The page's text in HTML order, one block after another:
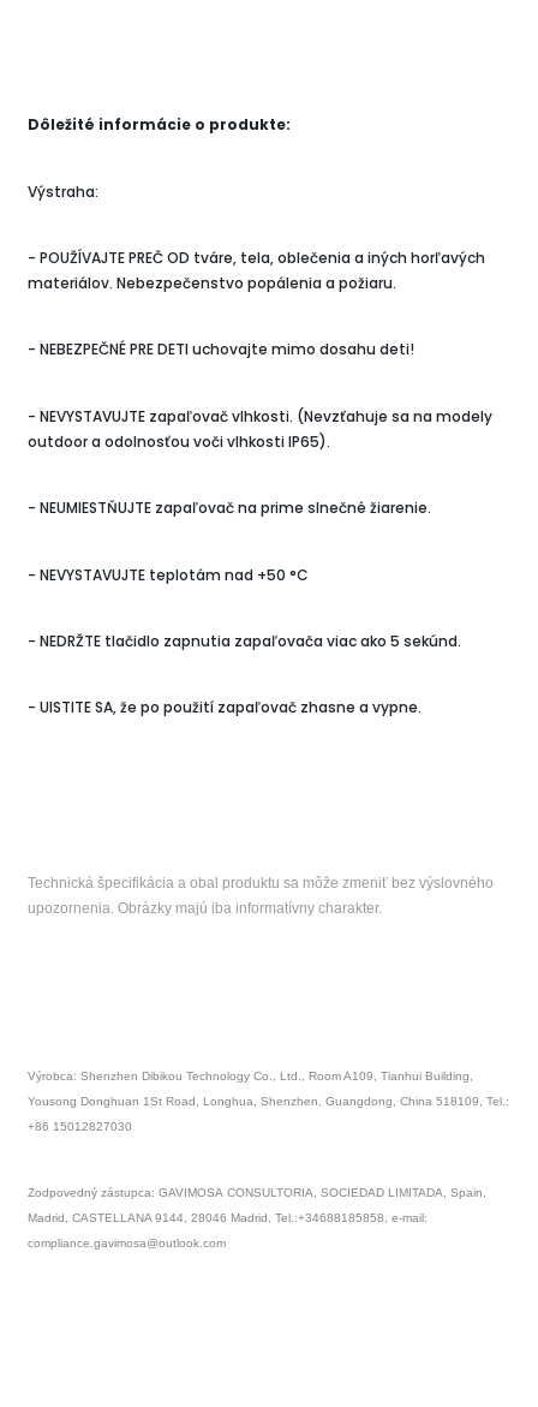
Dôležité informácie o produkte:
Výstraha:
- POUŽÍVAJTE PREČ OD tváre, tela, oblečenia a iných horľavých
materiálov. Nebezpečenstvo popálenia a požiaru.
- NEBEZPEČNÉ PRE DETI uchovajte mimo dosahu deti!
- NEVYSTAVUJTE zapaľovač vlhkosti. (Nevzťahuje sa na modely
outdoor a odolnosťou voči vlhkosti IP65).
- NEUMIESTŇUJTE zapaľovač na prime slnečné žiarenie.
- NEVYSTAVUJTE teplotám nad +50 °C
- NEDRŽTE tlačidlo zapnutia zapaľovača viac ako 5 sekúnd.
- UISTITE SA, že po použití zapaľovač zhasne a vypne.
Technická špecifikácia a obal produktu sa môže zmeniť bez výslovného
upozornenia. Obrázky majú iba informatívny charakter.
Výrobca: Shenzhen Dibikou Technology Co., Ltd., Room A109, Tianhui Building,
Yousong Donghuan 1St Road, Longhua, Shenzhen, Guangdong, China 518109, Tel.:
+86 15012827030
Zodpovedný zástupca:GAVIMOSA CONSULTORIA, SOCIEDAD LIMITADA, Spain,
Madrid, CASTELLANA 9144, 28046 Madrid, Tel.:+34688185858, e-mail:
compliance.gavimosa@outlook.com